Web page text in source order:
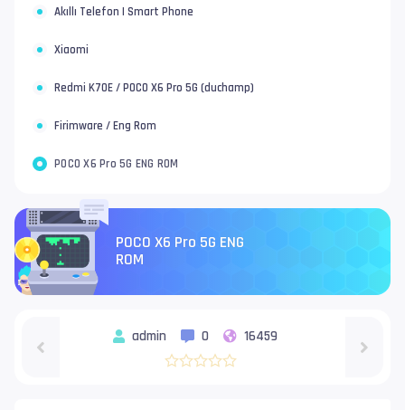
Akıllı Telefon | Smart Phone
Xiaomi
Redmi K70E / POCO X6 Pro 5G (duchamp)
Firimware / Eng Rom
POCO X6 Pro 5G ENG ROM
POCO X6 Pro 5G ENG
ROM
admin 0 16459